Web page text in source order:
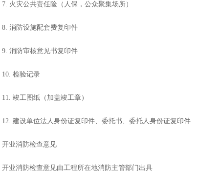
7. 火灾公共责任险（人保，公众聚集场所）
8. 消防设施配套费复印件
9. 消防审核意见书复印件
10. 检验记录
11. 竣工图纸（加盖竣工章）
12. 建设单位法人身份证复印件、委托书、委托人身份证复印件
开业消防检查意见
开业消防检查意见由工程所在地消防主管部门出具